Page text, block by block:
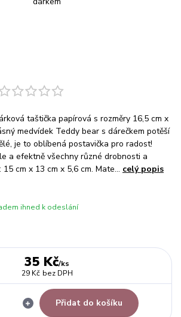
taštička papírová s rozměry 16,5 cm x
medvídek Teddy bear s dárečkem potěší
je to oblíbená postavička pro radost!
a efektně všechny různé drobnosti a
15 cm x 13 cm x 5,6 cm. Mate... celý popis
ihned k odeslání
35 Kč/ks
29 Kč bez DPH
Přidat do košíku